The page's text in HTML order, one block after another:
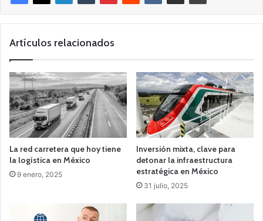
Artículos relacionados
La red carretera que hoy tiene
la logística en México
9 enero, 2025
Inversión mixta, clave para
detonar la infraestructura
estratégica en México
31 julio, 2025